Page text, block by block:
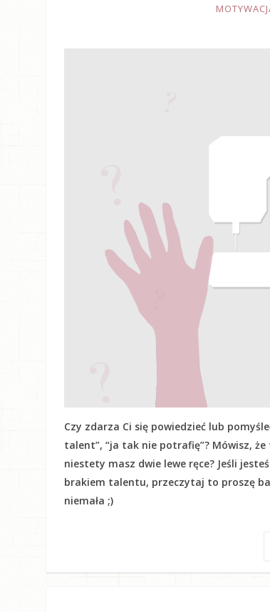
JOULE
Czy zdarza Ci się powiedzieć lub
talent”, “ja tak nie potrafię”? Mówisz,
niestety masz dwie lewe ręce? Jeśli
brakiem talentu, przeczytaj to proszę
niemała ;)